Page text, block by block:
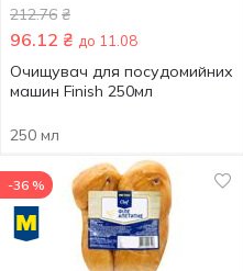
212.76 ₴
96.12 ₴ до 11.08
Очищувач для посудомийних
машин Finish 250мл
250 мл
-36 %